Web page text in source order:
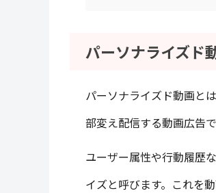
パーソナライズド
パーソナライズド動画と
部変え配信する動画広告で
ユーザー属性や行動履歴
イズと呼びます。これを